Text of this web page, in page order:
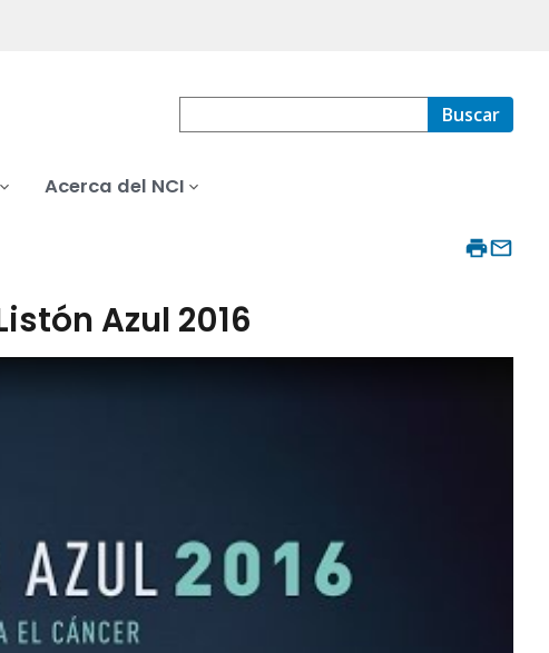
Buscar
Acerca del NCI
Azul 2016